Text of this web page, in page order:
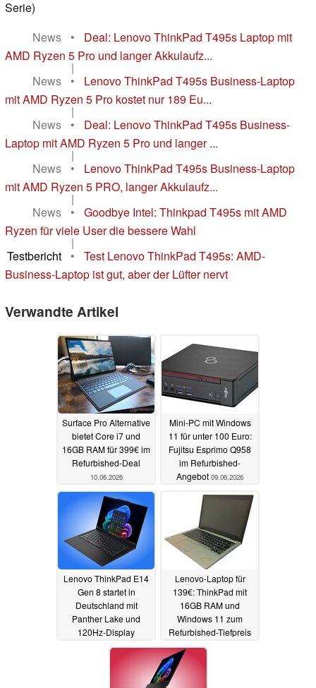
Serie)
News
•
Deal: Lenovo ThinkPad T495s Laptop mit
AMD Ryzen 5 Pro und langer Akkulaufz...
|
News
•
Lenovo ThinkPad T495s Business-Laptop
mit AMD Ryzen 5 Pro kostet nur 189 Eu...
|
News
•
Deal: Lenovo ThinkPad T495s Business-
Laptop mit AMD Ryzen 5 Pro und langer ...
|
News
•
Lenovo ThinkPad T495s Business-Laptop
mit AMD Ryzen 5 PRO, langer Akkulaufz...
|
News
•
Goodbye Intel: Thinkpad T495s mit AMD
Ryzen für viele User die bessere Wahl
|
Testbericht
•
Test Lenovo ThinkPad T495s: AMD-
Business-Laptop ist gut, aber der Lüfter nervt
Verwandte Artikel
Surface Pro Alternative
bietet Core i7 und
16GB RAM für 399€ im
Refurbished-Deal
10.06.2026
Mini-PC mit Windows
11 für unter 100 Euro:
Fujitsu Esprimo Q958
im Refurbished-
Angebot 09.06.2026
Lenovo ThinkPad E14
Gen 8 startet in
Deutschland mit
Panther Lake und
120Hz-Display
09.06.2026
Lenovo-Laptop für
139€: ThinkPad mit
16GB RAM und
Windows 11 zum
Refurbished-Tiefpreis
06.06.2026